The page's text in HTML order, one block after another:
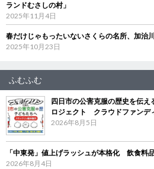
ランドむさしの村」
2025年11月4日
春だけじゃもったいないさくらの名所、加治
2025年10月23日
ふむふむ
四日市の公害克服の歴史を伝
ロジェクト クラウドファンデ
2026年8月5日
「中東発」値上げラッシュが本格化 飲食料
2026年8月4日